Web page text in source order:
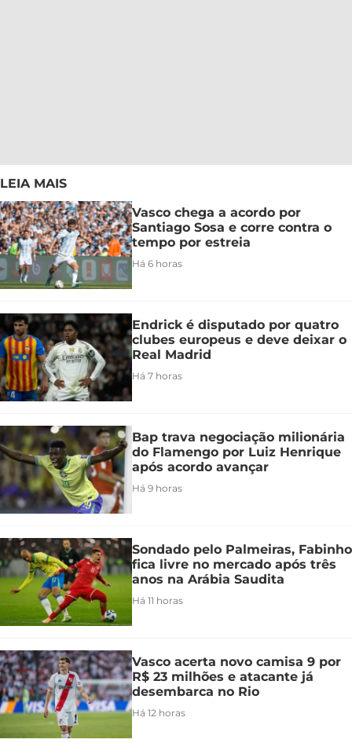
LEIA MAIS
Vasco chega a acordo por
Santiago Sosa e corre contra o
tempo por estreia
Há 6 horas
Endrick é disputado por quatro
clubes europeus e deve deixar o
Real Madrid
Há 7 horas
Bap trava negociação milionária
do Flamengo por Luiz Henrique
após acordo avançar
Há 9 horas
Sondado pelo Palmeiras, Fabinho
fica livre no mercado após três
anos na Arábia Saudita
Há 11 horas
Vasco acerta novo camisa 9 por
R$ 23 milhões e atacante já
desembarca no Rio
Há 12 horas